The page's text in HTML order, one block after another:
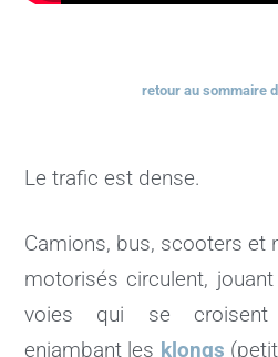
retour au sommaire
Le trafic est dense.
Camions, bus, scooters et
motorisés circulent,
voies qui se croisent
enjambant les klongs